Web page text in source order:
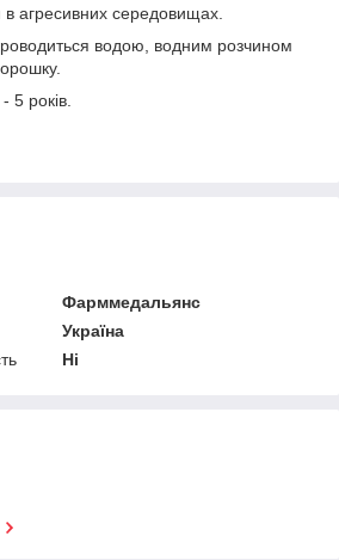
в агресивних середовищах.
водою, водним розчином
- 5 років.
Фарммедальянс
Україна
Ні